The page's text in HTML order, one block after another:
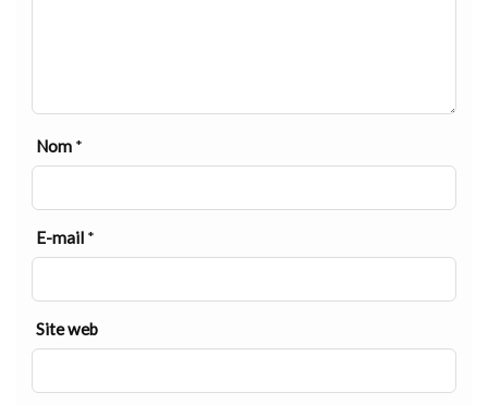
Nom *
E-mail *
Site web